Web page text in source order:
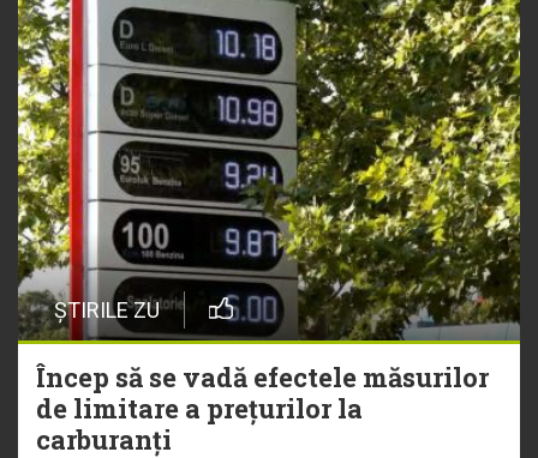
ȘTIRILE ZU
Încep să se vadă efectele măsurilor
de limitare a prețurilor la
carburanți